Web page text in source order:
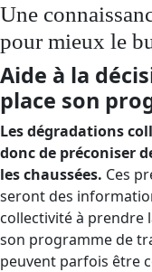
Une
pour mieux le
Aide à la
place son
Les dégradations
donc de préconiser
les chaussées. Ces
seront des
collectivité à prendre
son programme de
peuvent parfois être